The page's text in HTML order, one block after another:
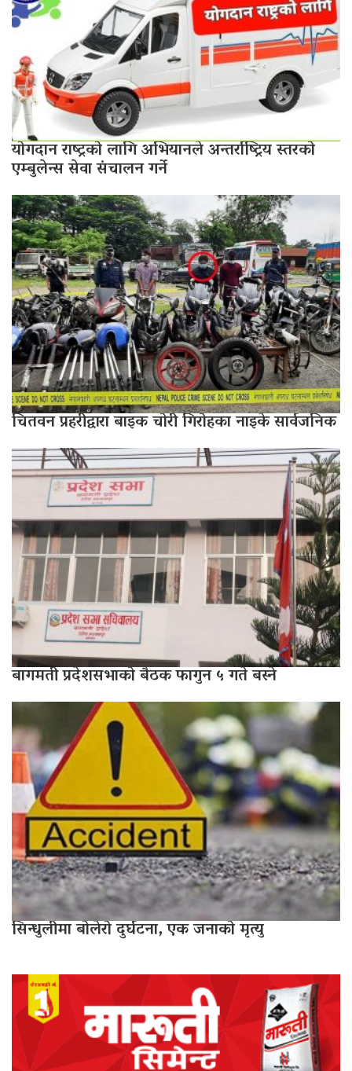
योगदान राष्ट्रको लागि अभियानले अन्तर्राष्ट्रिय स्तरको
एम्बुलेन्स सेवा संचालन गर्ने
चितवन प्रहरीद्वारा बाइक चोरी गिरोहका नाइके सार्वजनिक
बागमती प्रदेशसभाको बैठक फागुन ५ गते बस्ने
सिन्धुलीमा बोलेरो दुर्घटना, एक जनाको मृत्यु